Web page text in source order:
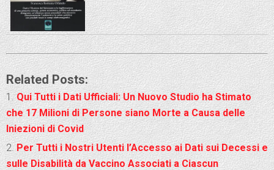
Related Posts:
Qui Tutti i Dati Ufficiali: Un Nuovo Studio ha Stimato
che 17 Milioni di Persone siano Morte a Causa delle
Iniezioni di Covid
Per Tutti i Nostri Utenti l’Accesso ai Dati sui Decessi e
sulle Disabilità da Vaccino Associati a Ciascun